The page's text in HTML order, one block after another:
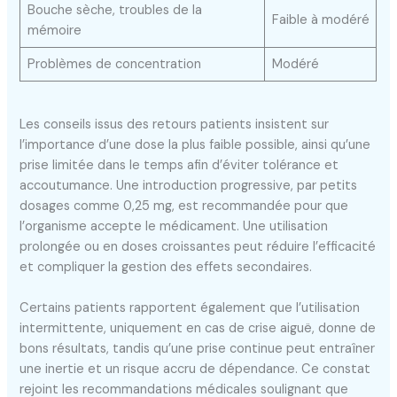
Bouche sèche, troubles de la
mémoire
Faible à modéré
Problèmes de concentration Modéré
Les conseils issus des retours patients insistent sur
l’importance d’une dose la plus faible possible, ainsi qu’une
prise limitée dans le temps afin d’éviter tolérance et
accoutumance. Une introduction progressive, par petits
dosages comme 0,25 mg, est recommandée pour que
l’organisme accepte le médicament. Une utilisation
prolongée ou en doses croissantes peut réduire l’efficacité
et compliquer la gestion des effets secondaires.
Certains patients rapportent également que l’utilisation
intermittente, uniquement en cas de crise aiguë, donne de
bons résultats, tandis qu’une prise continue peut entraîner
une inertie et un risque accru de dépendance. Ce constat
rejoint les recommandations médicales soulignant que